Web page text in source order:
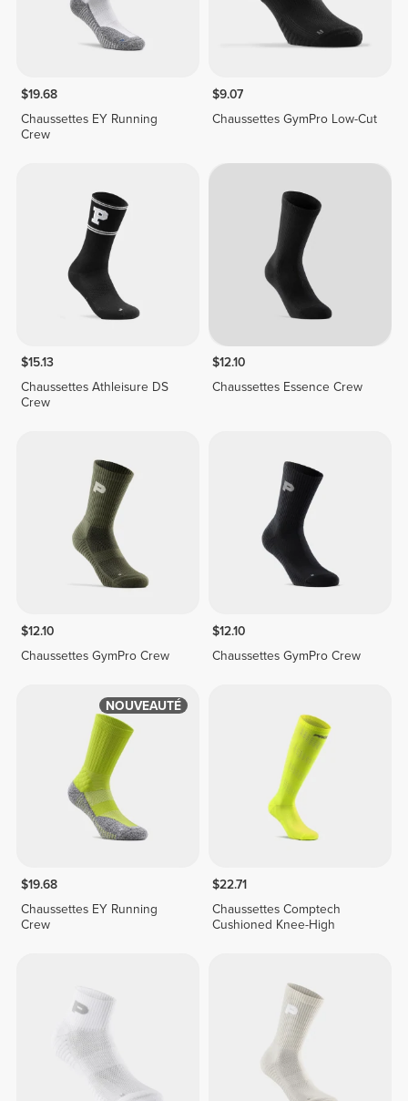
$19.68
Chaussettes EY Running
Crew
$9.07
Chaussettes GymPro Low-Cut
$15.13
Chaussettes Athleisure DS
Crew
$12.10
Chaussettes Essence Crew
$12.10
Chaussettes GymPro Crew
$12.10
Chaussettes GymPro Crew
NOUVEAUTÉ
$19.68
Chaussettes EY Running
Crew
$22.71
Chaussettes Comptech
Cushioned Knee-High